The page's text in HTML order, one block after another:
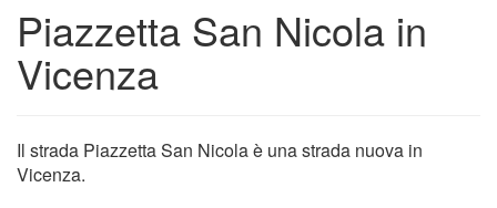
Piazzetta San Nicola in
Vicenza
Il strada Piazzetta San Nicola è una strada nuova in
Vicenza.